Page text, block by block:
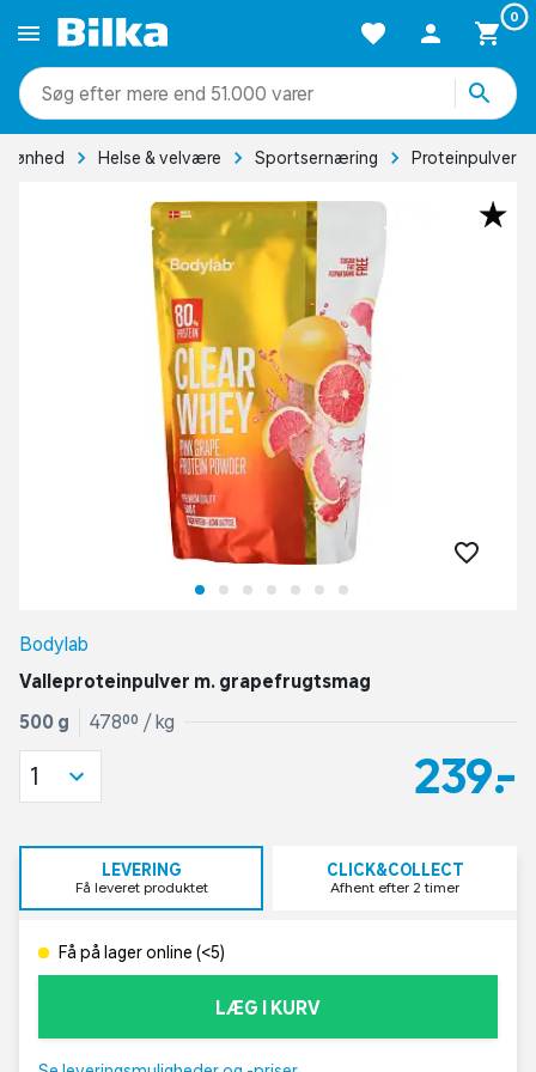
0
mere end 51.000 varer
Helse & velvære Sportsernæring Proteinpulver
Bodylab
Valleproteinpulver m. grapefrugtsmag
500 g
478,00 / kg
239,-
1
LEVERING
Få leveret produktet
CLICK&COLLECT
Afhent efter 2 timer
Få på lager online (<5)
LÆG I KURV